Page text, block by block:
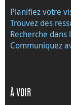
Planifiez votre
Trouvez des
Recherche dans
Communiquez
À VOIR